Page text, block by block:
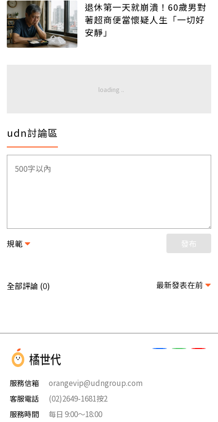
退休第一天就崩潰！60歲男對
著超商便當懷疑人生「一切好
安靜」
udn討論區
規範 發布
全部評論 (0) 最新發表在前
服務信箱
orangevip@udngroup.com
客服電話
(02)2649-1681按2
服務時間
每日 9:00～18:00